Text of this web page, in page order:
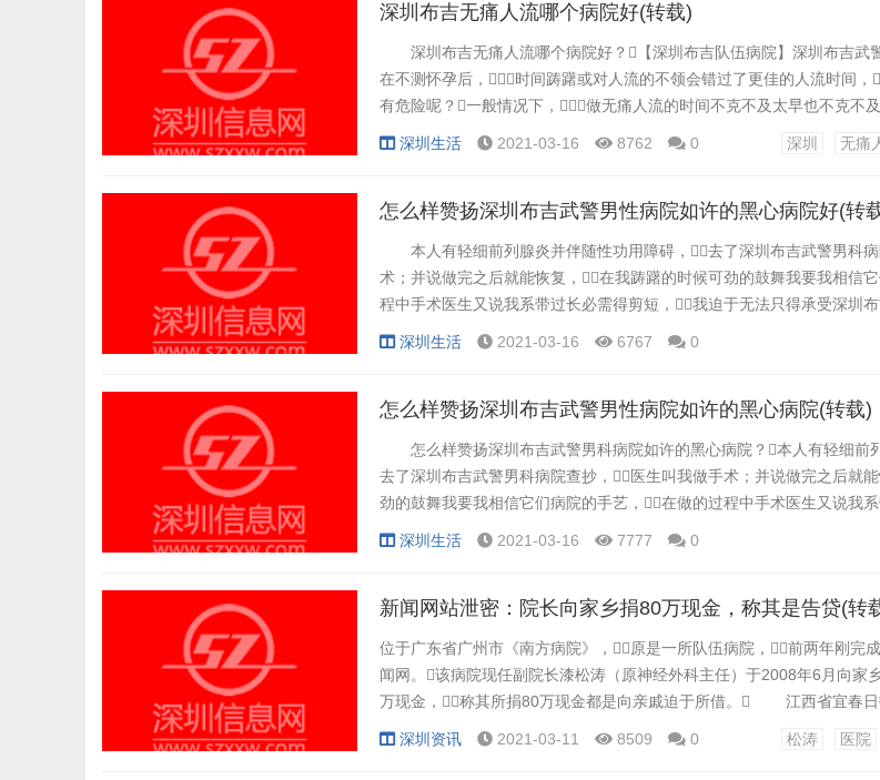
深圳布吉无痛人流哪个病院好(转载)
深圳布吉无痛人流哪个病院好？【深圳布吉队伍病院】深圳布吉武
在不测怀孕后，时间踌躇或对人流的不领会错过了更佳的人流时间，
有危险呢？一般情况下，做无痛人流的时间不克不及太早也不克不
对女性身体的安康都有危害深圳布吉病院。那么为什么人流更佳时间不
深圳生活 2021-03-16 8762 0 深圳 无痛
怎么样赞扬深圳布吉武警男性病院如许的黑心病院好(转
本人有轻细前列腺炎并伴随性功用障碍，去了深圳布吉武警男科
术；并说做完之后就能恢复，在我踌躇的时候可劲的鼓舞我要我相信
程中手术医生又说我系带过长必需得剪短，我迫于无法只得承受深圳
后又让我治疗前列腺炎，并说不治前列腺炎手术无效果，他妈的成
深圳生活 2021-03-16 6767 0
怎么样赞扬深圳布吉武警男性病院如许的黑心病院(转载)
怎么样赞扬深圳布吉武警男科病院如许的黑心病院？本人有轻细前
去了深圳布吉武警男科病院查抄，医生叫我做手术；并说做完之后就
劲的鼓舞我要我相信它们病院的手艺，在做的过程中手术医生又说我
于无法只得承受深圳布吉病院。医生在做完手术之后又让我治疗前列腺
深圳生活 2021-03-16 7777 0
新闻网站泄密：院长向家乡捐80万现金，称其是告贷(转
位于广东省广州市《南方病院》，原是一所队伍病院，前两年刚完
闻网。该病院现任副院长漆松涛（原神经外科主任）于2008年6月向家
万现金，称其所捐80万现金都是向亲戚迫于所借。 江西省宜春
闻网》于2009年1月5日报导，广州《南方病院》神经外科主任漆松涛
深圳资讯 2021-03-11 8509 0 松涛 医院